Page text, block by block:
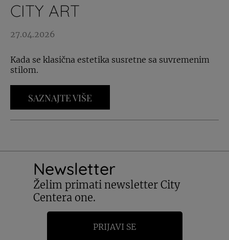
CITY ART
27.04.2026
Kada se klasična estetika susretne sa suvremenim
stilom.
SAZNAJTE VIŠE
Newsletter
Želim primati newsletter City
Centera one.
PRIJAVI SE